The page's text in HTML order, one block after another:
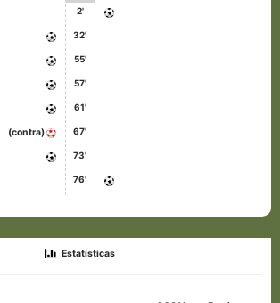
2'
32'
55'
57'
61'
(contra) 67'
73'
76'
Estatísticas